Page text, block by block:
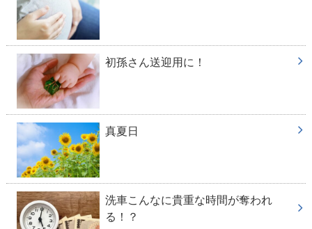
初孫さん送迎用に！
真夏日
洗車こんなに貴重な時間が奪われ
る！？